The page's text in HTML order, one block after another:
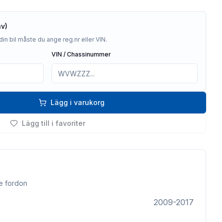
bil måste du ange reg.nr eller VIN.
VIN / Chassinummer
Lägg i varukorg
Lägg till i favoriter
fordon
2009-2017